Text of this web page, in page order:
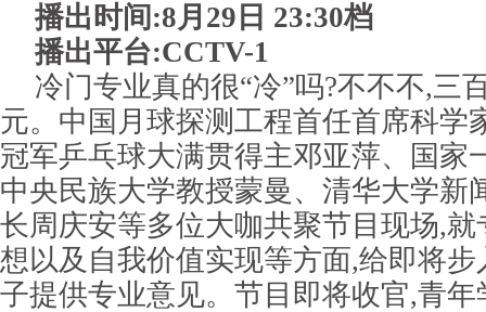
播出时间:8月29日 23:30档
播出平台:CCTV-1
冷门专业真的很“冷”吗?不不不,三
元。中国月球探测工程首任首席科学
冠军乒乓球大满贯得主邓亚萍、国家
中央民族大学教授蒙曼、清华大学新
长周庆安等多位大咖共聚节目现场,
想以及自我价值实现等方面,给即将
子提供专业意见。节目即将收官,青